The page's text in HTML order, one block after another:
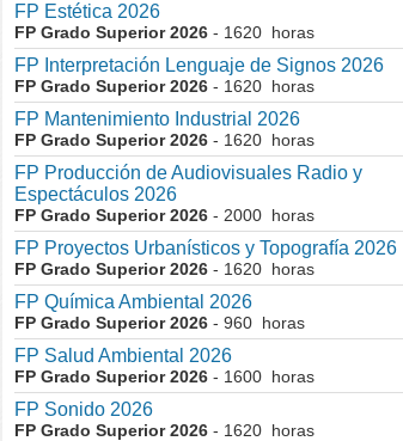
FP Estética 2026
FP Grado Superior 2026 - 1620 horas
FP Interpretación Lenguaje de Signos 2026
FP Grado Superior 2026 - 1620 horas
FP Mantenimiento Industrial 2026
FP Grado Superior 2026 - 1620 horas
FP Producción de Audiovisuales Radio y
Espectáculos 2026
FP Grado Superior 2026 - 2000 horas
FP Proyectos Urbanísticos y Topografía 2026
FP Grado Superior 2026 - 1620 horas
FP Química Ambiental 2026
FP Grado Superior 2026 - 960 horas
FP Salud Ambiental 2026
FP Grado Superior 2026 - 1600 horas
FP Sonido 2026
FP Grado Superior 2026 - 1620 horas